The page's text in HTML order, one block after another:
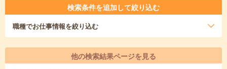
検索条件を追加して絞り込む
職種でお仕事情報を絞り込む
他の検索結果ページを見る